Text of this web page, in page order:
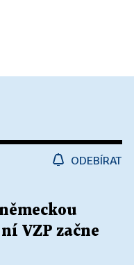
ODEBÍRAT
VZP začne